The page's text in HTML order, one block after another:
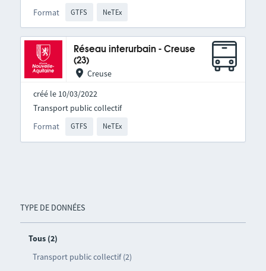
TYPE DE DONNÉES
Tous (2)
Transport public collectif (2)
Format GTFS NeTEx
Réseau interurbain - Creuse
(23)
Creuse
créé le 10/03/2022
Format GTFS NeTEx
Transport public collectif